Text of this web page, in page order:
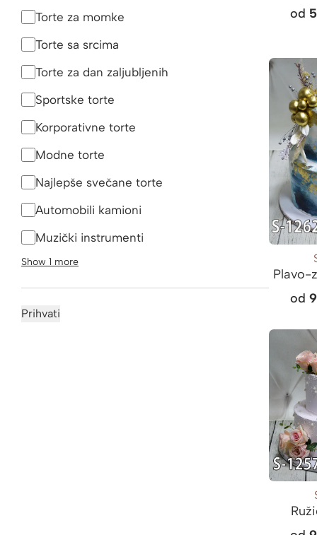
od
Plavo-
od
Torte za momke
Torte sa srcima
Torte za dan zaljubljenih
Sportske torte
Korporativne torte
Modne torte
Najlepše svečane torte
Automobili kamioni
Muzički instrumenti
Show 1 more
Prihvati